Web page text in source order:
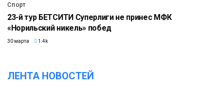
Спорт
23-й тур БЕТСИТИ Суперлиги не принес МФК
«Норильский никель» побед
30 марта 1.4k
ЛЕНТА НОВОСТЕЙ